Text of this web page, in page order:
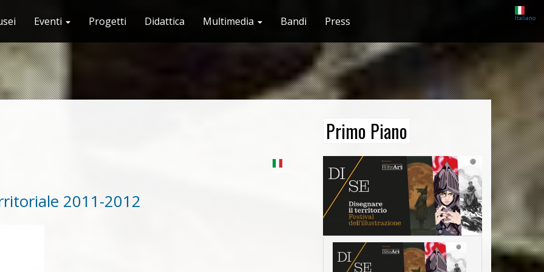
Eventi Progetti Didattica Multimedia Bandi Press Italiano
2011-2012
Primo Piano